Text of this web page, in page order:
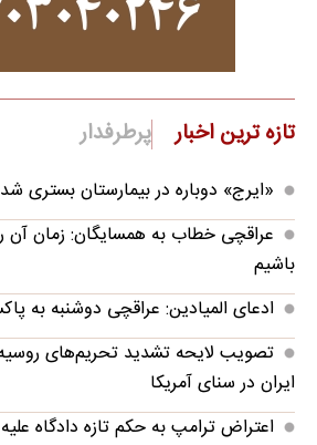
تازه ترین اخبار پرطرفدار
«ایرج» دوباره در بیمارستان بستری شد
عراقچی خطاب به همسایگان: زمان آن
باشیم
ادعای المیادین: عراقچی دوشنبه به
تصویب لایحه تشدید تحریم‌های
ایران در سنای آمریکا
اعتراض ترامپ به حکم تازه دادگاه